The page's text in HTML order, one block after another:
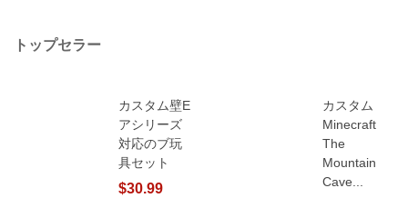
トップセラー
カスタム壁E
アシリーズ
対応のブ玩
具セット
$30.99
カスタム
Minecraft
The
Mountain
Cave...